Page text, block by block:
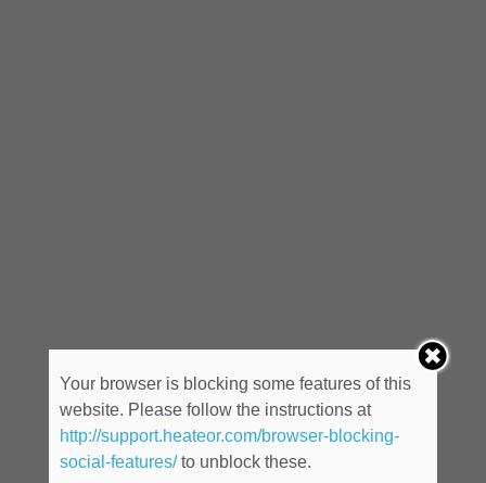
Your browser is blocking some features of this
website. Please follow the instructions at
http://support.heateor.com/browser-blocking-
social-features/to unblock these.